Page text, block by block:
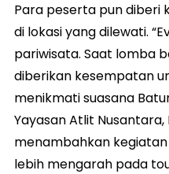
Para peserta pun
di lokasi yang dilewati.
pariwisata. Saat lomba
diberikan kesempatan
menikmati suasana
Yayasan Atlit Nusantara,
menambahkan kegiatan
lebih mengarah pada